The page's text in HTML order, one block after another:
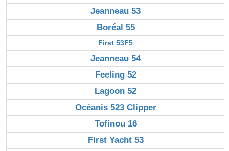
Jeanneau 53
Boréal 55
First 53F5
Jeanneau 54
Feeling 52
Lagoon 52
Océanis 523 Clipper
Tofinou 16
First Yacht 53